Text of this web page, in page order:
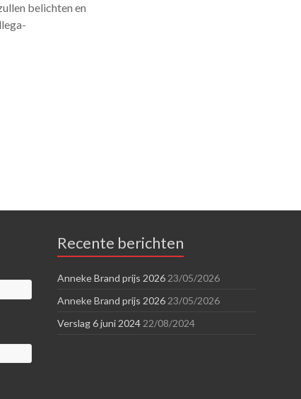
belichten en
Recente berichten
Anneke Brand prijs 2026 23/05/2026
Anneke Brand prijs 2026 23/05/2026
Verslag 6 juni 2024 22/08/2024